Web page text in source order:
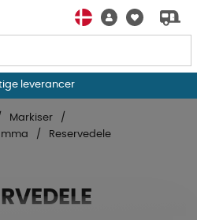
leverancer
Markiser
Reservedele